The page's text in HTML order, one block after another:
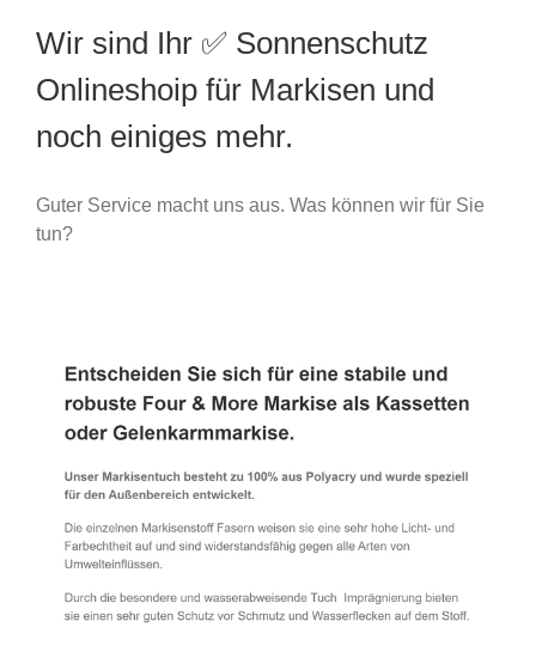
Wir sind Ihr ✅ Sonnenschutz
Onlineshoip für Markisen und
noch einiges mehr.
Guter Service macht uns aus. Was können wir für Sie
tun?